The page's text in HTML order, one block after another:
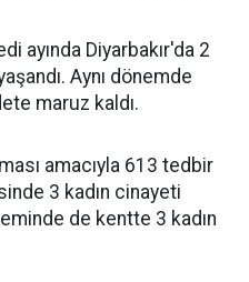
ayında Diyarbakır'da 2
Aynı dönemde
maruz kaldı.
amacıyla 613 tedbir
3 kadın cinayeti
de kentte 3 kadın